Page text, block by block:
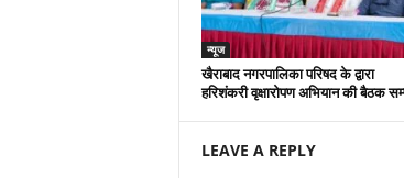
न्यूज
खैराबाद नगरपालिका परिषद के द्वारा
हरिशंकरी वृक्षारोपण अभियान की बैठक
LEAVE A REPLY